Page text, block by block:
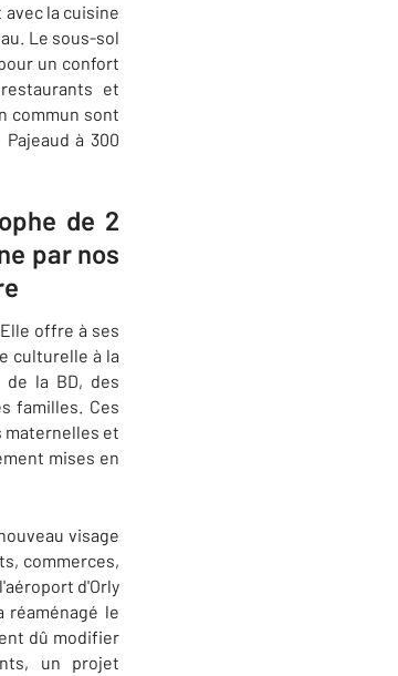
la cuisine
Le sous-sol
un confort
et
commun sont
à 300
de 2
par nos
offre à ses
culturelle à la
la BD, des
familles. Ces
maternelles et
mises en
visage
commerces,
d'Orly
réaménagé le
dû modifier
un projet